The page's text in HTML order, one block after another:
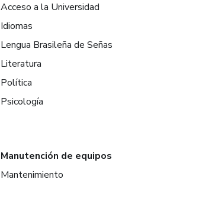
Acceso a la Universidad
Idiomas
Lengua Brasileña de Señas
Literatura
Política
Psicología
Manutención de equipos
Mantenimiento